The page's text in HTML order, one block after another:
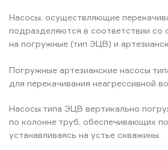
Насосы, осуществляющие
подразделяются в соответствии со
на погружные (тип ЭЦВ) и
Погружные артезианские насосы
для перекачивания неагрессивной
Насосы типа ЭЦВ вертикально
по колонне труб, обеспечивающих
устанавливаясь на устье скважины.